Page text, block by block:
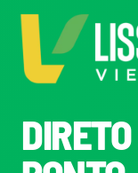
para
conteúdo
Plano de Governo